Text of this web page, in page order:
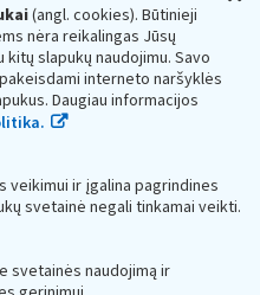
(angl. cookies). Būtinieji
nėra reikalingas Jūsų
slapukų naudojimu. Savo
interneto naršyklės
Daugiau informacijos
veikimui ir įgalina pagrindines
svetainė negali tinkamai veikti.
svetainės naudojimą ir
— 188659752,
Vilnius, Lietuva, el.paštas:
188659752
inspekciją prie Lietuvos
ir saugomi Juridinių